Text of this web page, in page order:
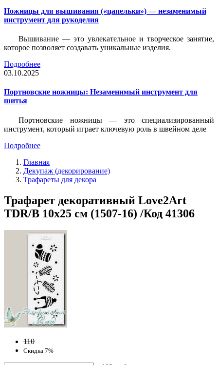
Ножницы для вышивания («цапельки») — незаменимый
инструмент для рукоделия
Вышивание — это увлекательное и творческое занятие,
которое позволяет создавать уникальные изделия.
Подробнее
03.10.2025
Портновские ножницы: Незаменимый инструмент для
шитья
Портновские ножницы — это специализированный
инструмент, который играет ключевую роль в швейном деле
Подробнее
Главная
Декупаж (декорирование)
Трафареты для декора
Трафарет декоративный Love2Art
TDR/B 10х25 см (1507-16) /Код 41306
110
Скидка 7%